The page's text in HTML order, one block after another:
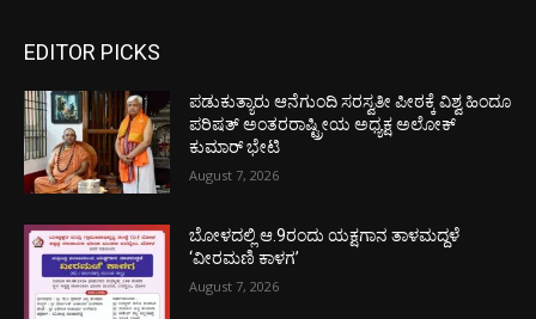
EDITOR PICKS
ಪಡುಕುತ್ಯಾರು ಆನೆಗುಂದಿ ಸರಸ್ವತೀ ಪೀಠಕ್ಕೆ ವಿಶ್ವ ಹಿಂದೂ
ಪರಿಷತ್ ಅಂತರರಾಷ್ಟ್ರೀಯ ಅಧ್ಯಕ್ಷ ಅಲೋಕ್
ಕುಮಾರ್ ಭೇಟಿ
August 7, 2026
ಬೋಳದಲ್ಲಿ ಆ.9ರಂದು ಯಕ್ಷಗಾನ ತಾಳಮದ್ದಳೆ
‘ವೀರಮಣಿ ಕಾಳಗ’
August 7, 2026